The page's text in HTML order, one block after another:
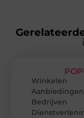
Winkelen
Aanbiedingen
Bedrijven